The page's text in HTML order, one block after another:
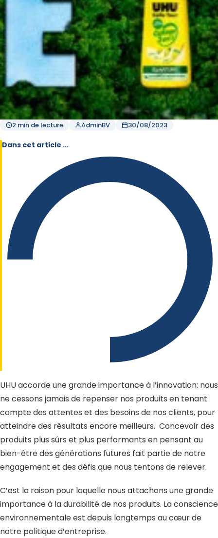
2 min de lecture AdminBV 30/08/2023
Dans cet article ...
UHU accorde une grande importance à l’innovation: nous
ne cessons jamais de repenser nos produits en tenant
compte des attentes et des besoins de nos clients, pour
atteindre des résultats encore meilleurs. Concevoir des
produits plus sûrs et plus performants en pensant au
bien-être des générations futures fait partie de notre
engagement et des défis que nous tentons de relever.
C’est la raison pour laquelle nous attachons une grande
importance à la durabilité de nos produits. La conscience
environnementale est depuis longtemps au cœur de
notre politique d’entreprise.